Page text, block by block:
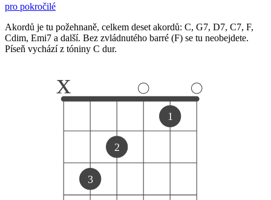
pro pokročilé
Akordů je tu požehnaně, celkem deset akordů: C, G7, D7, C7, F,
Cdim, Emi7 a další. Bez zvládnutého barré (F) se tu neobejdete.
Píseň vychází z tóniny C dur.
x
3
2
1